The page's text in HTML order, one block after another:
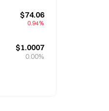
$74.06
0.94%
$1.0007
0.00%